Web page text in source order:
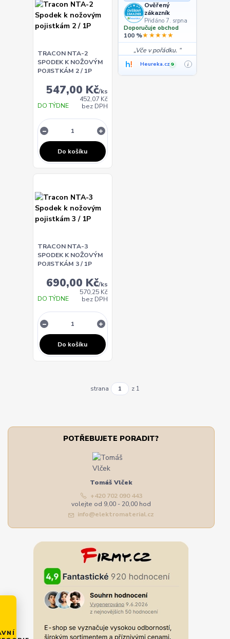
TRACON NTA-2
SPODEK K NOŽOVÝM
POJISTKÁM 2 / 1P
547,00 Kč/ks
452,07 Kč
bez DPH
DO TÝDNE
Do košíku
Ověřený
zákazník
Přidáno 7. srpna
Doporučuje obchod
100 %★★★★★
Vče v pořádku.
Heureka.cz ✓ i
TRACON NTA-3
SPODEK K NOŽOVÝM
POJISTKÁM 3 / 1P
690,00 Kč/ks
570,25 Kč
bez DPH
DO TÝDNE
Do košíku
strana z 1
POTŘEBUJETE PORADIT?
Tomáš Vlček
+420 702 090 443
volejte od 9,00 - 20,00 hod
info@elektromaterial.cz